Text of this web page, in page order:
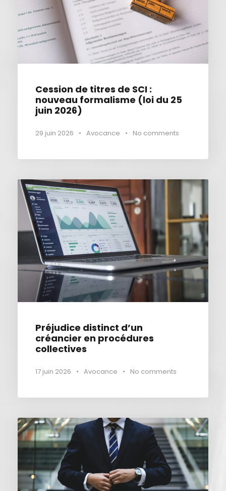
Cession de titres de SCI :
nouveau formalisme (loi du 25
juin 2026)
29 juin 2026 • Avocance • No comments
Préjudice distinct d’un
créancier en procédures
collectives
17 juin 2026 • Avocance • No comments